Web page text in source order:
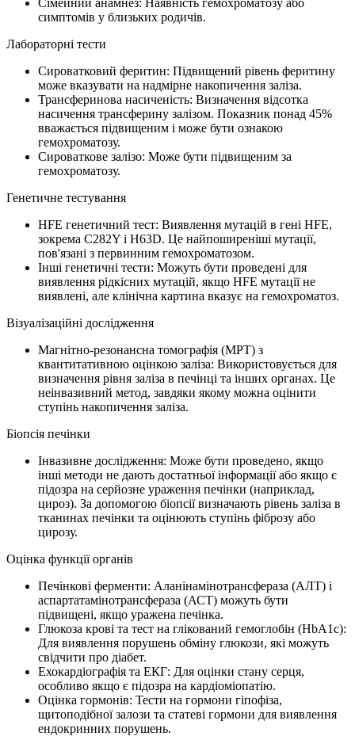
симптомів у близьких родичів.
Лабораторні тести
Сироватковий феритин: Підвищений рівень феритину
може вказувати на надмірне накопичення заліза.
Трансферинова насиченість: Визначення відсотка
насичення трансферину залізом. Показник понад 45%
вважається підвищеним і може бути ознакою
гемохроматозу.
Сироваткове залізо: Може бути підвищеним за
гемохроматозу.
Генетичне тестування
HFE генетичний тест: Виявлення мутацій в гені HFE,
зокрема C282Y і H63D. Це найпоширеніші мутації,
пов'язані з первинним гемохроматозом.
Інші генетичні тести: Можуть бути проведені для
виявлення рідкісних мутацій, якщо HFE мутації не
виявлені, але клінічна картина вказує на гемохроматоз.
Візуалізаційні дослідження
Магнітно-резонансна томографія (МРТ) з
квантитативною оцінкою заліза: Використовується для
визначення рівня заліза в печінці та інших органах. Це
неінвазивний метод, завдяки якому можна оцінити
ступінь накопичення заліза.
Біопсія печінки
Інвазивне дослідження: Може бути проведено, якщо
інші методи не дають достатньої інформації або якщо є
підозра на серйозне ураження печінки (наприклад,
цироз). За допомогою біопсії визначають рівень заліза в
тканинах печінки та оцінюють ступінь фіброзу або
цирозу.
Оцінка функції органів
Печінкові ферменти: Аланінамінотрансфераза (АЛТ) і
аспартатамінотрансфераза (АСТ) можуть бути
підвищені, якщо уражена печінка.
Глюкоза крові та тест на глікований гемоглобін (HbA1c):
Для виявлення порушень обміну глюкози, які можуть
свідчити про діабет.
Ехокардіографія та ЕКГ: Для оцінки стану серця,
особливо якщо є підозра на кардіоміопатію.
Оцінка гормонів: Тести на гормони гіпофіза,
щитоподібної залози та статеві гормони для виявлення
ендокринних порушень.